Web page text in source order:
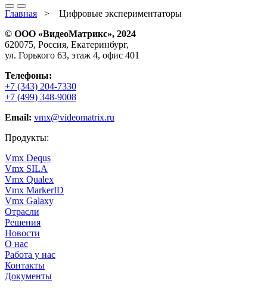
Главная > Цифровые экспериментаторы
© ООО «ВидеоМатрикс», 2024
620075, Россия, Екатеринбург,
ул. Горького 63, этаж 4, офис 401
Телефоны:
+7 (343) 204-7330
+7 (499) 348-9008
Email: vmx@videomatrix.ru
Продукты:
Vmx Dequs
Vmx SILA
Vmx Qualex
Vmx MarkerID
Vmx Galaxy
Отрасли
Решения
Новости
О нас
Работа у нас
Контакты
Документы